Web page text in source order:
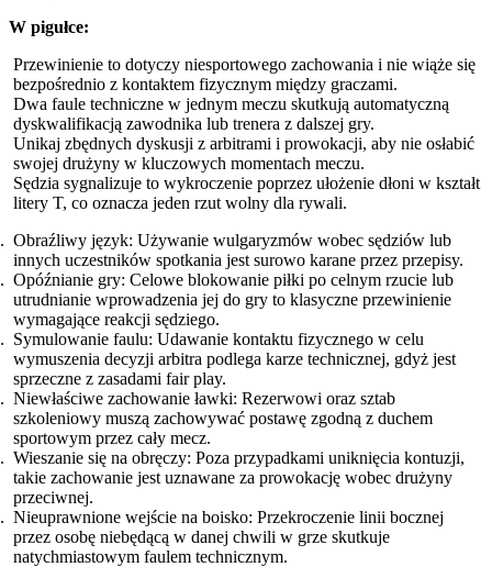
W pigułce:
Przewinienie to dotyczy niesportowego zachowania i nie wiąże się
bezpośrednio z kontaktem fizycznym między graczami.
Dwa faule techniczne w jednym meczu skutkują automatyczną
dyskwalifikacją zawodnika lub trenera z dalszej gry.
Unikaj zbędnych dyskusji z arbitrami i prowokacji, aby nie osłabić
swojej drużyny w kluczowych momentach meczu.
Sędzia sygnalizuje to wykroczenie poprzez ułożenie dłoni w kształt
litery T, co oznacza jeden rzut wolny dla rywali.
Obraźliwy język: Używanie wulgaryzmów wobec sędziów lub
innych uczestników spotkania jest surowo karane przez przepisy.
Opóźnianie gry: Celowe blokowanie piłki po celnym rzucie lub
utrudnianie wprowadzenia jej do gry to klasyczne przewinienie
wymagające reakcji sędziego.
Symulowanie faulu: Udawanie kontaktu fizycznego w celu
wymuszenia decyzji arbitra podlega karze technicznej, gdyż jest
sprzeczne z zasadami fair play.
Niewłaściwe zachowanie ławki: Rezerwowi oraz sztab
szkoleniowy muszą zachowywać postawę zgodną z duchem
sportowym przez cały mecz.
Wieszanie się na obręczy: Poza przypadkami uniknięcia kontuzji,
takie zachowanie jest uznawane za prowokację wobec drużyny
przeciwnej.
Nieuprawnione wejście na boisko: Przekroczenie linii bocznej
przez osobę niebędącą w danej chwili w grze skutkuje
natychmiastowym faulem technicznym.